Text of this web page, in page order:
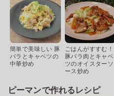
簡単で美味しい 豚
バラとキャベツの
中華炒め
ごはんがすすむ！
豚バラ肉とキャベ
ツのオイスターソ
ース炒め
ピーマンで作れるレシピ